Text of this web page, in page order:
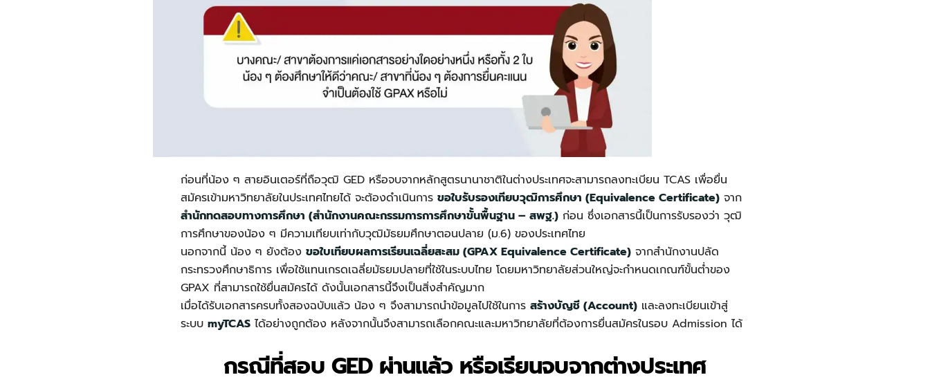
ก่อนที่น้อง ๆ สายอินเตอร์ที่ถือวุฒิ GED หรือจบจากหลักสูตรนานาชาติในต่างประเทศจะสามารถลงทะเบียน TCAS เพื่อยื่น
สมัครเข้ามหาวิทยาลัยในประเทศไทยได้ จะต้องดำเนินการขอใบรับรองเทียบวุฒิการศึกษา (Equivalence Certificate) จาก
สำนักทดสอบทางการศึกษา (สำนักงานคณะกรรมการการศึกษาขั้นพื้นฐาน – สพฐ.) ก่อน ซึ่งเอกสารนี้เป็นการรับรองว่า วุฒิ
การศึกษาของน้อง ๆ มีความเทียบเท่ากับวุฒิมัธยมศึกษาตอนปลาย (ม.6) ของประเทศไทย
นอกจากนี้ น้อง ๆ ยังต้องขอใบเทียบผลการเรียนเฉลี่ยสะสม (GPAX Equivalence Certificate) จากสำนักงานปลัด
กระทรวงศึกษาธิการ เพื่อใช้แทนเกรดเฉลี่ยมัธยมปลายที่ใช้ในระบบไทย โดยมหาวิทยาลัยส่วนใหญ่จะกำหนดเกณฑ์ขั้นต่ำของ
GPAX ที่สามารถใช้ยื่นสมัครได้ ดังนั้นเอกสารนี้จึงเป็นสิ่งสำคัญมาก
เมื่อได้รับเอกสารครบทั้งสองฉบับแล้ว น้อง ๆ จึงสามารถนำข้อมูลไปใช้ในการสร้างบัญชี (Account) และลงทะเบียนเข้าสู่
ระบบmyTCAS ได้อย่างถูกต้อง หลังจากนั้นจึงสามารถเลือกคณะและมหาวิทยาลัยที่ต้องการยื่นสมัครในรอบ Admission ได้
กรณีที่สอบ GED ผ่านแล้ว หรือเรียนจบจากต่างประเทศ